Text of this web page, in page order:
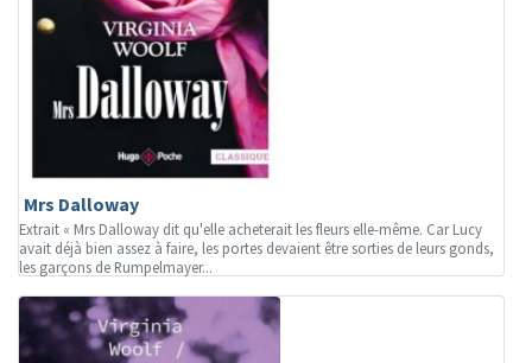
Mrs Dalloway
Extrait « Mrs Dalloway dit qu'elle acheterait les fleurs elle-même. Car Lucy
avait déjà bien assez à faire, les portes devaient être sorties de leurs gonds,
les garçons de Rumpelmayer...